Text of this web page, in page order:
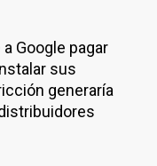
Google pagar
sus
generaría